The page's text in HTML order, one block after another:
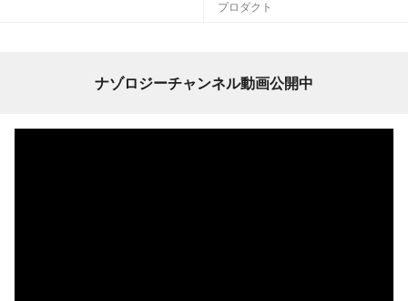
プロダクト
ナゾロジーチャンネル動画公開中